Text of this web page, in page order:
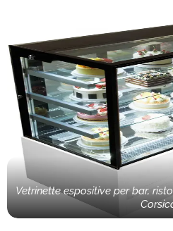
Vetrinette espositive per bar,